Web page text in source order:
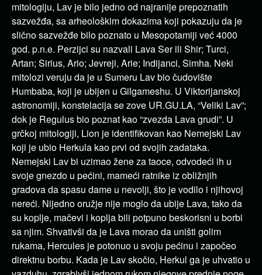
mitologiju, Lav je bilo jedno od najranije prepoznatih
sazvežđa, sa arheološkim dokazima koji pokazuju da je
slično sazvežđe bilo poznato u Mesopotamiji već 4000
god. p.n.e. Perzijci su nazvali Lava Ser ili Shir; Turci,
Artan; Sirius, Ario; Jevreji, Arie; Indijanci, Simha. Neki
mitolozi veruju da je u Sumeru Lav bio čudovište
Humbaba, koji je ubijen u Gilgameshu. U Viktorijanskoj
astronomiji, konstelacija se zove UR.GU.LA, “Veliki Lav”;
dok je Regulus bio poznat kao “zvezda Lava grudi”. U
grčkoj mitologiji, Lion je identifikovan kao Nemejski Lav
koji je ubio Herkula kao prvi od svojih zadataka.
Nemejski Lav bi uzimao žene za taoce, odvodeći ih u
svoje gnezdo u pećini, mameći ratnike iz obližnjih
gradova da spasu dame u nevolji, što je vodilo i njihovoj
nereći. Nijedno oružje nije moglo da ubije Lava, tako da
su koplje, mačevi i koplja bili potpuno beskorisni u borbi
sa njim. Shvativši da je Lava morao da uništi golim
rukama, Hercules je potonuo u svoju pećinu i započeo
direktnu borbu. Kada je Lav skočio, Herkul ga je uhvatio u